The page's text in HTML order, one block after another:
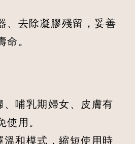
、去除凝膠殘留，妥善
。
、哺乳期婦女、皮膚有
用。
溫和模式，縮短使用時